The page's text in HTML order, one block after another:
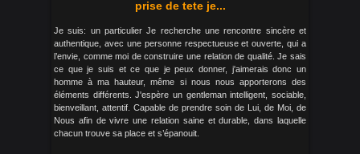
prise de tete je...
Je suis: un particulier Je recherche une rencontre sincère et
authentique, avec une personne respectueuse et ouverte, qui a
l’envie, comme moi de construire une relation de qualité. Je sais
ce que je suis et ce que je peux donner, j'aimerais donc un
homme à ma hauteur, même si nous nous apporterons des
éléments différents. J'espère un gentleman intelligent, sociable,
bienveillant, attentif. Capable de prendre soin de Lui, de Moi, de
Nous afin de vivre une relation saine et durable, dans laquelle
chacun trouve sa place et s’épanouit.